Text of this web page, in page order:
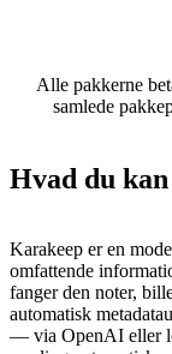
Alle pakkerne
samlede
Hvad du
Karakeep er en
omfattende
fanger den noter,
automatisk
— via OpenAI eller